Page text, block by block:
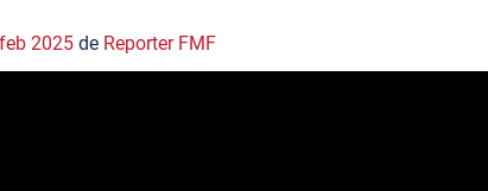
2025de Reporter FMF